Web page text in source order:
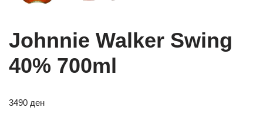
Johnnie Walker Swing
40% 700ml
3490 ден